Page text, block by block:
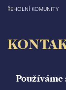
ŘEHOLNÍ KOMUNITY
Velké náměstí 35/44
500 03 Hradec